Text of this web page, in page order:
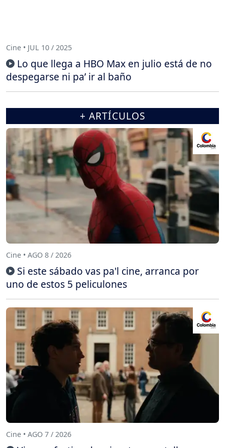
Cine • JUL 10 / 2025
Lo que llega a HBO Max en julio está de no
despegarse ni pa’ ir al baño
+ ARTÍCULOS
Cine • AGO 8 / 2026
Si este sábado vas pa'l cine, arranca por
uno de estos 5 peliculones
Cine • AGO 7 / 2026